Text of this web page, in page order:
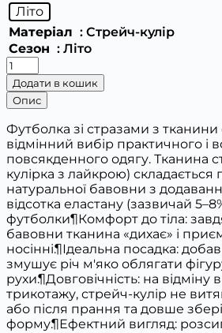
Літо
Матеріал : Стрейч-кулір
Сезон : Літо
Футболка
зі
стразами"полуниця"
831
кількість
Додати в кошик
Опис
Футболка зі стразами з тканини
відмінний вибір практичного і
повсякденного одягу. Тканина
кулірка з лайкрою)
натуральної бавовни з
відсотка еластану (зазвичай
футболки¶Комфорт до тіла:
бавовни тканина «дихає» і
носінні.¶Ідеальна посадка:
змушує річ м'яко облягати
рухи.¶Довговічність: на відміну
трикотажу, стрейч-кулір не
або після прання та довше
форму.¶Ефектний вигляд: